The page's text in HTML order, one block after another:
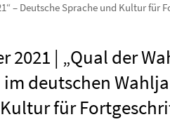
– Deutsche Sprache und Kultur für
2021 | „Qual der
deutschen
für